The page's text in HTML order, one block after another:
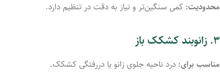
محدودیت: کمی سنگین‌تر و نیاز بهدقت در تنظیم دارد.
۳. زانوبند کشکک باز
مناسب برای: درد ناحیهجلوی زانو یا دررفتگی کشکک.